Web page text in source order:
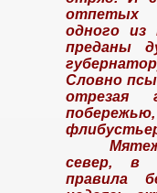
отпетых
одного из
преданы
Словно
отрезая
побережью,
север, в
правила
Кольт урав
индейцев